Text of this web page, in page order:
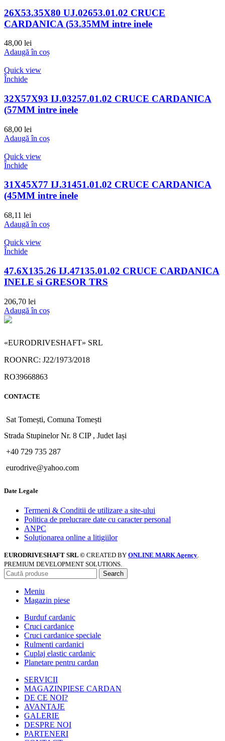
26X53.35X80 UJ.02653.01.02 CRUCE
CARDANICA (53.35MM intre inele
48,00 lei
Adaugă în coș
Quick view
Închide
32X57X93 IJ.03257.01.02 CRUCE CARDANICA
(57MM intre inele
68,00 lei
Adaugă în coș
Quick view
Închide
31X45X77 IJ.31451.01.02 CRUCE CARDANICA
(45MM intre inele
68,11 lei
Adaugă în coș
Quick view
Închide
47.6X135.26 IJ.47135.01.02 CRUCE CARDANICA
INELE si GRESOR TRS
206,70 lei
Adaugă în coș
«EURODRIVESHAFT» SRL
ROONRC: J22/1973/2018
RO39668863
CONTACTE
Sat Tomești, Comuna Tomești
Strada Stupinelor Nr. 8 CIP , Judet Iași
+40 729 735 287
eurodrive@yahoo.com
Date Legale
Termeni & Conditii de utilizare a site-ului
Politica de prelucrare date cu caracter personal
ANPC
Soluționarea online a litigiilor
EURODRIVESHAFT SRL © CREATED BY ONLINE MARK Agency.
PREMIUM DEVELOPMENT SOLUTIONS.
Search
Meniu
Magazin piese
Burduf cardanic
Cruci cardanice
Cruci cardanice speciale
Rulmenti cardanici
Cuplaj elastic cardanic
Planetare pentru cardan
SERVICII
MAGAZINPIESE CARDAN
DE CE NOI?
AVANTAJE
GALERIE
DESPRE NOI
PARTENERI